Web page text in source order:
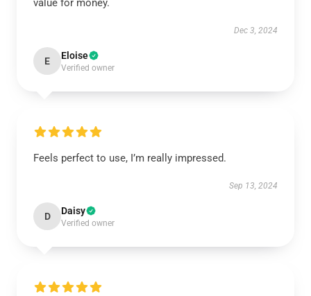
value for money.
Dec 3, 2024
E Eloise
Verified owner
Feels perfect to use, I’m really impressed.
Sep 13, 2024
D Daisy
Verified owner